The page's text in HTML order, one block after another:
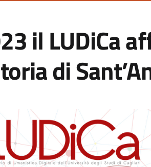
il LUDiCa
di